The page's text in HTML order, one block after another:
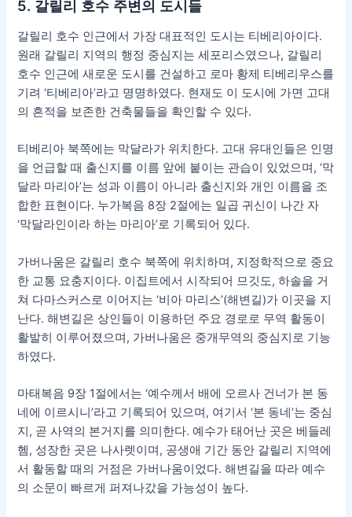
5. 갈릴리 호수 주변의 도시들
갈릴리 호수 인근에서 가장 대표적인 도시는 티베리아이다.
원래 갈릴리 지역의 행정 중심지는 세포리스였으나, 갈릴리
호수 인근에 새로운 도시를 건설하고 로마 황제 티베리우스를
기려 ‘티베리아’라고 명명하였다. 현재도 이 도시에 가면 고대
의 흔적을 보존한 건축물들을 확인할 수 있다.
티베리아 북쪽에는 막달라가 위치한다. 고대 유대인들은 인명
을 언급할 때 출신지를 이름 앞에 붙이는 관습이 있었으며, ‘막
달라 마리아’는 성과 이름이 아니라 출신지와 개인 이름을 조
합한 표현이다. 누가복음 8장 2절에는 일곱 귀신이 나간 자
‘막달라인이라 하는 마리아’로 기록되어 있다.
가버나움은 갈릴리 호수 북쪽에 위치하며, 지정학적으로 중요
한 교통 요충지이다. 이집트에서 시작되어 므깃도, 하솔을 거
쳐 다마스커스로 이어지는 ‘비아 마리스’(해변길)가 이곳을 지
난다. 해변길은 상인들이 이용하던 주요 경로로 무역 활동이
활발히 이루어졌으며, 가버나움은 중개무역의 중심지로 기능
하였다.
마태복음 9장 1절에서는 ‘예수께서 배에 오르사 건너가 본 동
네에 이르시니’라고 기록되어 있으며, 여기서 ‘본 동네’는 중심
지, 곧 사역의 본거지를 의미한다. 예수가 태어난 곳은 베들레
헴, 성장한 곳은 나사렛이며, 공생애 기간 동안 갈릴리 지역에
서 활동할 때의 거점은 가버나움이었다. 해변길을 따라 예수
의 소문이 빠르게 퍼져나갔을 가능성이 높다.